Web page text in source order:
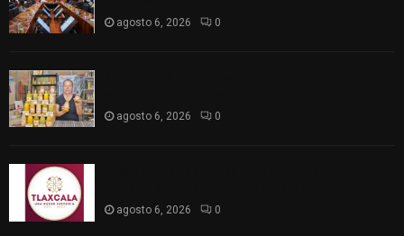
agosto 6, 2026 0
agosto 6, 2026 0
agosto 6, 2026 0